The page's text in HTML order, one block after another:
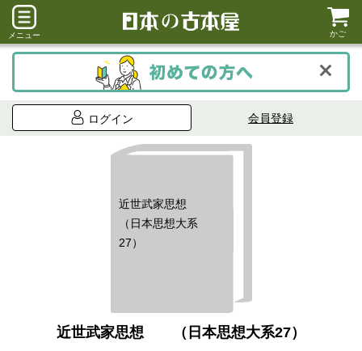
メニュー かご
ログイン 会員登録
近世武家思想
（日本思想大系
27）
近世武家思想 （日本思想大系27）